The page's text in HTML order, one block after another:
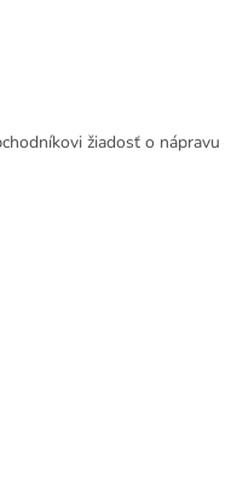
žiadosť o nápravu